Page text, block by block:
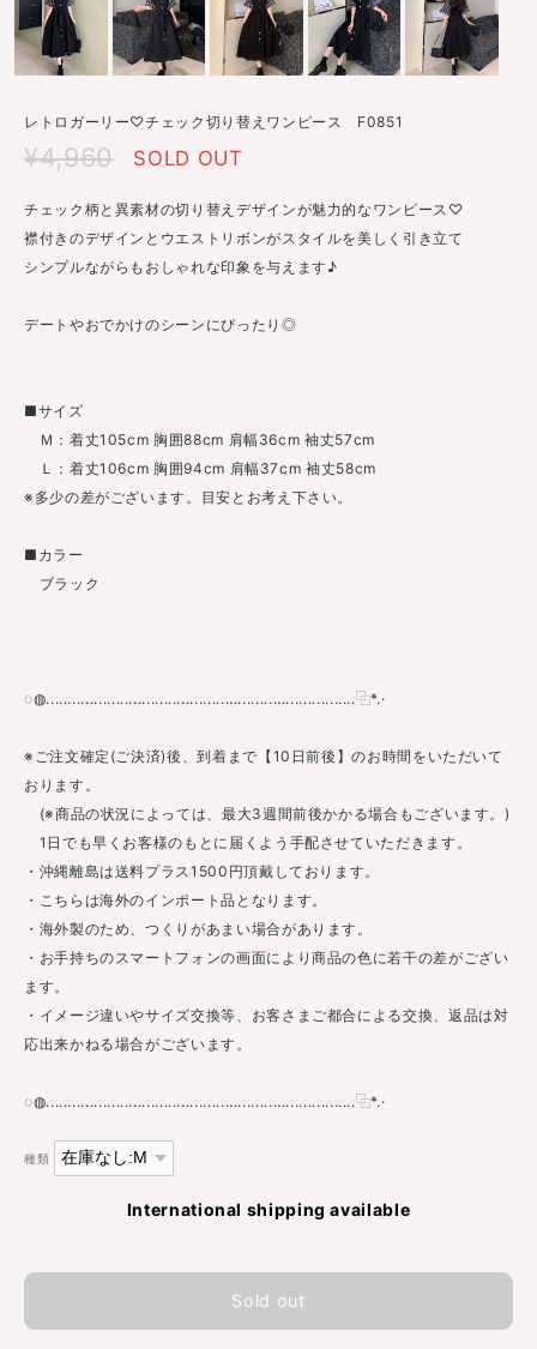
レトロガーリー♡チェック切り替えワンピース F0851
¥4,960 SOLD OUT
チェック柄と異素材の切り替えデザインが魅力的なワンピース♡
襟付きのデザインとウエストリボンがスタイルを美しく引き立て
シンプルながらもおしゃれな印象を与えます♪
デートやおでかけのシーンにぴったり◎
■サイズ
Ｍ：着丈105cm 胸囲88cm 肩幅36cm 袖丈57cm
Ｌ：着丈106cm 胸囲94cm 肩幅37cm 袖丈58cm
※多少の差がございます。目安とお考え下さい。
■カラー
ブラック
◌◍.......................................................................⿻*.·
※ご注文確定(ご決済)後、到着まで【10日前後】のお時間をいただいて
おります。
(※商品の状況によっては、最大3週間前後かかる場合もございます。)
1日でも早くお客様のもとに届くよう手配させていただきます。
・沖縄離島は送料プラス1500円頂戴しております。
・こちらは海外のインポート品となります。
・海外製のため、つくりがあまい場合があります。
・お手持ちのスマートフォンの画面により商品の色に若干の差がござい
ます。
・イメージ違いやサイズ交換等、お客さまご都合による交換、返品は対
応出来かねる場合がございます。
◌◍.......................................................................⿻*.·
種類
International shipping available
Sold out